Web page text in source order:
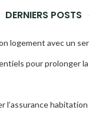
DERNIERS POSTS
logement avec un
pour prolonger
l’assurance